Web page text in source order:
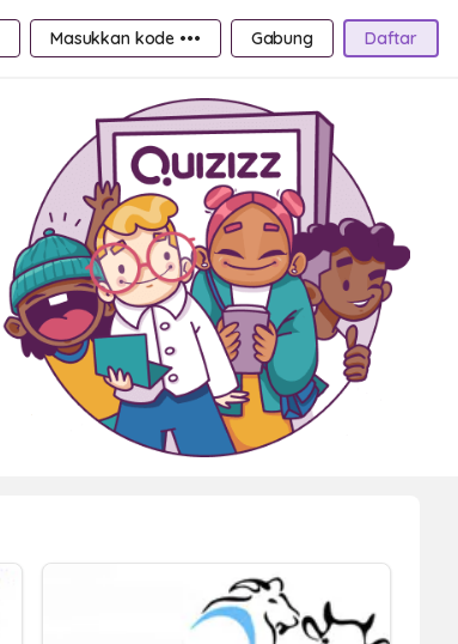
Masukkan kode ••• Gabung Daftar